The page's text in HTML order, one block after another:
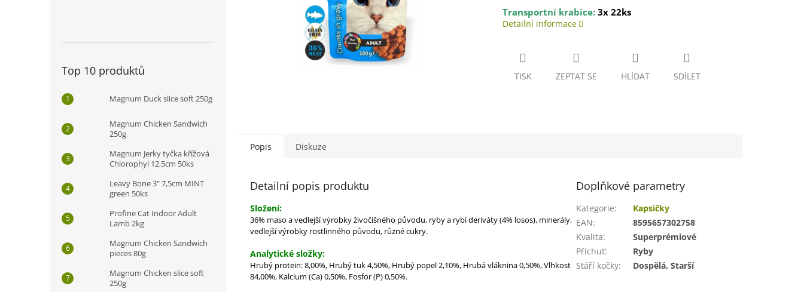
Top 10 produktů
Magnum Duck slice soft 250g
Magnum Chicken Sandwich
250g
Magnum Jerky tyčka křížová
Chlorophyl 12,5cm 50ks
Leavy Bone 3" 7,5cm MINT
green 50ks
Profine Cat Indoor Adult
Lamb 2kg
Magnum Chicken Sandwich
pieces 80g
Magnum Chicken slice soft
250g
Transportní krabice: 3x 22ks
Detailní informace
TISK ZEPTAT SE HLÍDAT SDÍLET
Popis Diskuze
Detailní popis produktu
Složení:
36% maso a vedlejší výrobky živočišného původu, ryby a rybí deriváty(4% losos), minerály,
vedlejší výrobky rostlinného původu, různé cukry.
Analytické složky:
Hrubý protein: 8,00%, Hrubý tuk 4,50%, Hrubý popel 2,10%, Hrubá vláknina 0,50%, Vlhkost
84,00%, Kalcium (Ca) 0,50%, Fosfor (P) 0,50%.
Doplňkové parametry
Kategorie:
Kapsičky
EAN:
8595657302758
Kvalita:
Superprémiové
Příchuť:
Ryby
Stáří kočky: Dospělá, Starší